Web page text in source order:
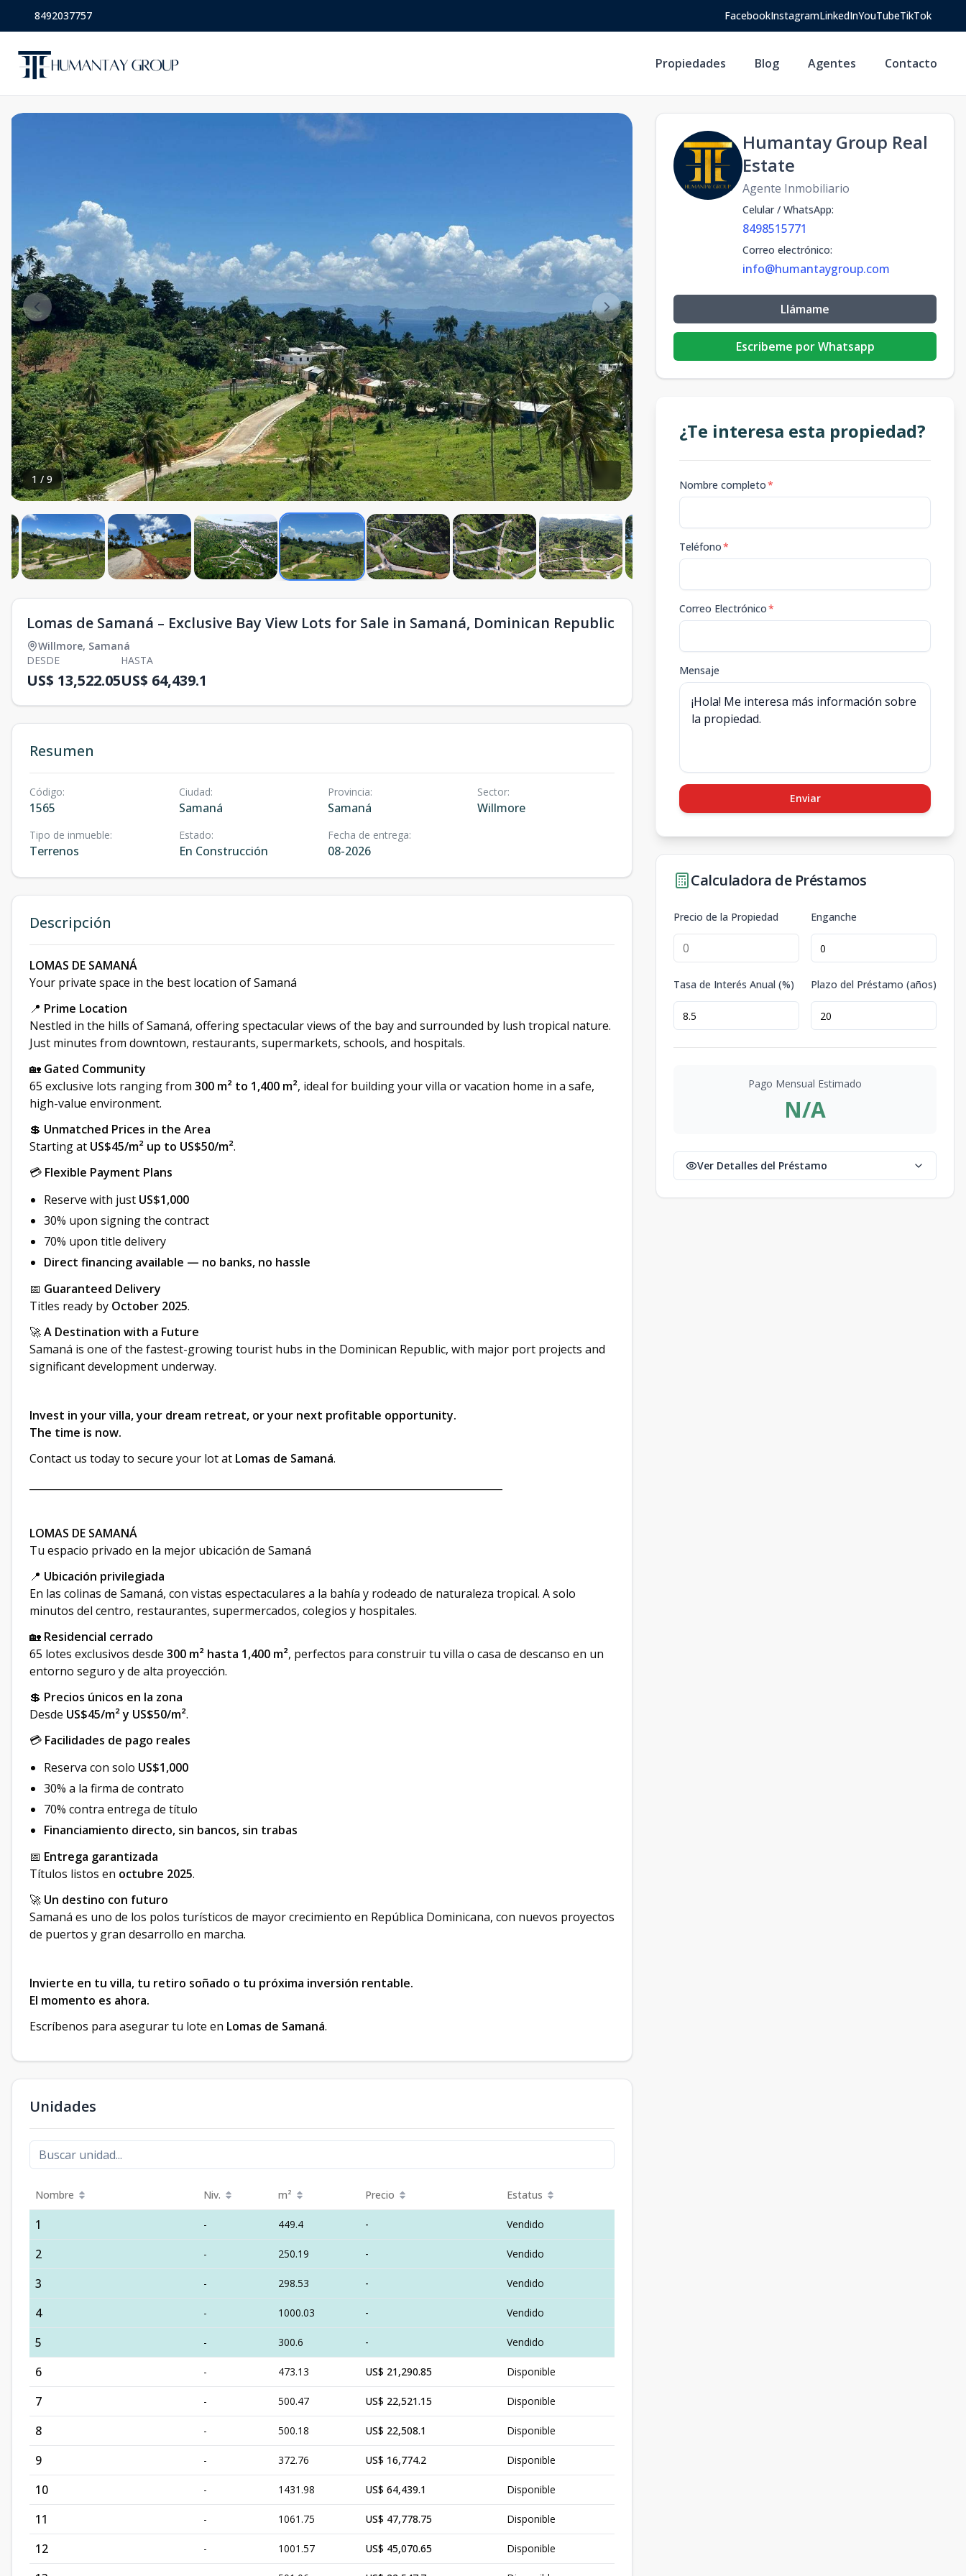
8492037757 FacebookInstagramLinkedInYouTubeTikTok
Propiedades Blog Agentes Contacto
1 / 9
Lomas de Samaná – Exclusive Bay View Lots for Sale in Samaná, Dominican Republic
Willmore, Samaná
DESDE
US$ 13,522.05
HASTA
US$ 64,439.1
Resumen
Código:
1565
Ciudad:
Samaná
Provincia:
Samaná
Sector:
Willmore
Tipo de inmueble:
Terrenos
Estado:
En Construcción
Fecha de entrega:
08-2026
Descripción
LOMAS DE SAMANÁ
Your private space in the best location of Samaná
📍 Prime Location
Nestled in the hills of Samaná, offering spectacular views of the bay and surrounded by lush tropical nature.
Just minutes from downtown, restaurants, supermarkets, schools, and hospitals.
🏡 Gated Community
65 exclusive lots ranging from 300 m² to 1,400 m², ideal for building your villa or vacation home in a safe,
high-value environment.
💲 Unmatched Prices in the Area
Starting at US$45/m² up to US$50/m².
💳 Flexible Payment Plans
Reserve with just US$1,000
30% upon signing the contract
70% upon title delivery
Direct financing available — no banks, no hassle
📅 Guaranteed Delivery
Titles ready by October 2025.
🚀A Destination with a Future
Samaná is one of the fastest-growing tourist hubs in the Dominican Republic, with major port projects and
significant development underway.
Invest in your villa, your dream retreat, or your next profitable opportunity.
The time is now.
Contact us today to secure your lot at Lomas de Samaná.
LOMAS DE SAMANÁ
Tu espacio privado en la mejor ubicación de Samaná
📍 Ubicación privilegiada
En las colinas de Samaná, con vistas espectaculares a la bahía y rodeado de naturaleza tropical. A solo
minutos del centro, restaurantes, supermercados, colegios y hospitales.
🏡 Residencial cerrado
65 lotes exclusivos desde 300 m² hasta 1,400 m², perfectos para construir tu villa o casa de descanso en un
entorno seguro y de alta proyección.
💲 Precios únicos en la zona
Desde US$45/m² y US$50/m².
💳 Facilidades de pago reales
Reserva con solo US$1,000
30% a la firma de contrato
70% contra entrega de título
Financiamiento directo, sin bancos, sin trabas
📅 Entrega garantizada
Títulos listos en octubre 2025.
🚀 Un destino con futuro
Samaná es uno de los polos turísticos de mayor crecimiento en República Dominicana, con nuevos proyectos
de puertos y gran desarrollo en marcha.
Invierte en tu villa, tu retiro soñado o tu próxima inversión rentable.
El momento es ahora.
Escríbenos para asegurar tu lote en Lomas de Samaná.
Unidades
Nombre Niv. m² Precio Estatus
1 - 449.4 - Vendido
2 - 250.19 - Vendido
3 - 298.53 - Vendido
4 - 1000.03 - Vendido
5 - 300.6 - Vendido
6 - 473.13 US$ 21,290.85 Disponible
7 - 500.47 US$ 22,521.15 Disponible
8 - 500.18 US$ 22,508.1 Disponible
9 - 372.76 US$ 16,774.2 Disponible
10 - 1431.98 US$ 64,439.1 Disponible
11 - 1061.75 US$ 47,778.75 Disponible
12 - 1001.57 US$ 45,070.65 Disponible
Humantay Group Real
Estate
Agente Inmobiliario
Celular / WhatsApp:
8498515771
Correo electrónico:
info@humantaygroup.com
Llámame
Escribeme por Whatsapp
¿Te interesa esta propiedad?
Nombre completo*
Teléfono*
Correo Electrónico*
Mensaje
Enviar
Calculadora de Préstamos
Precio de la Propiedad Enganche
Tasa de Interés Anual (%) Plazo del Préstamo (años)
Pago Mensual Estimado
N/A
Ver Detalles del Préstamo